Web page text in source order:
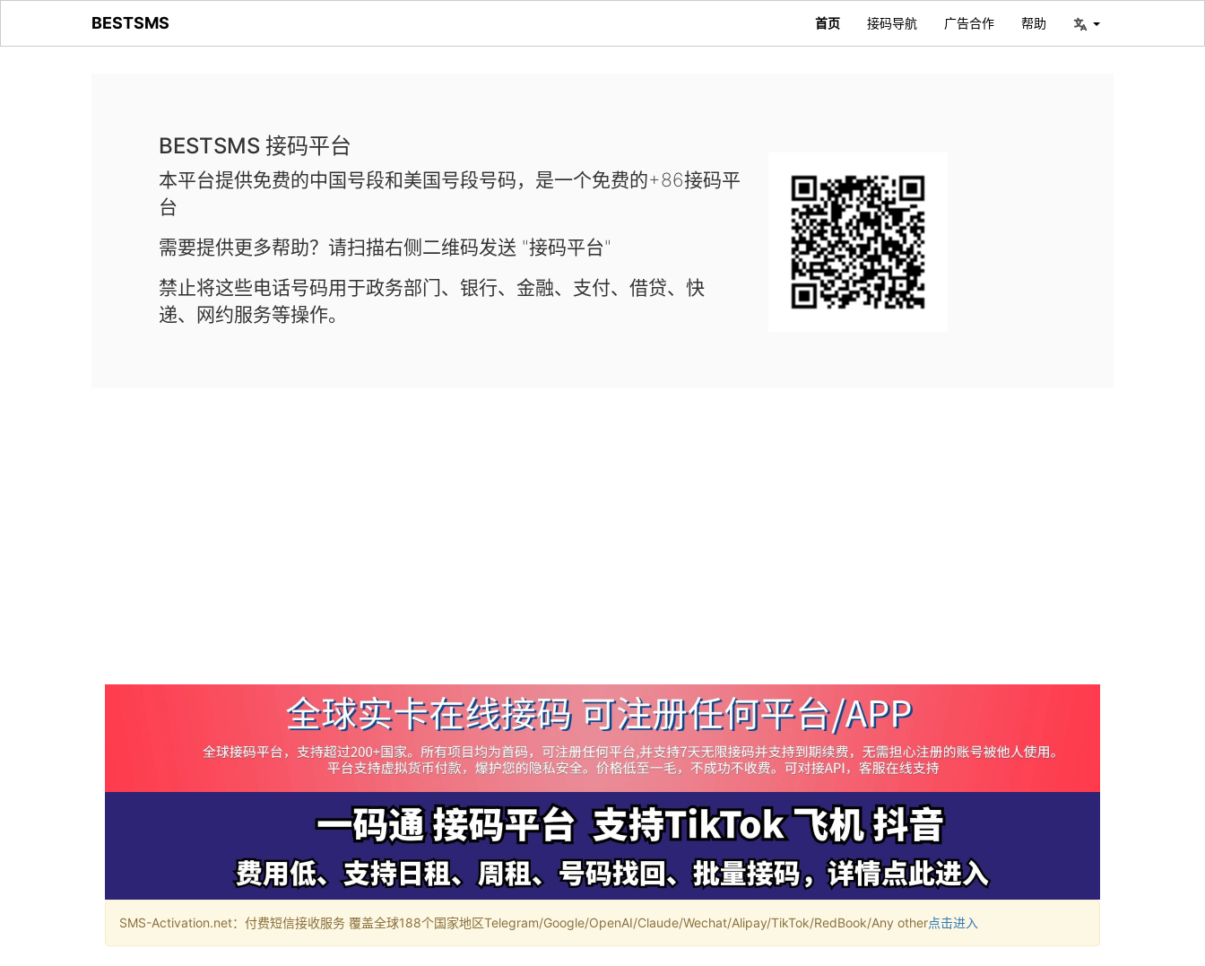
BESTSMS 首页 接码导航 广告合作 帮助
BESTSMS 接码平台
本平台提供免费的中国号段和美国号段号码，是一个免费的+86接码平
台
需要提供更多帮助？请扫描右侧二维码发送 "接码平台"
禁止将这些电话号码用于政务部门、银行、金融、支付、借贷、快
递、网约服务等操作。
SMS-Activation.net：付费短信接收服务 覆盖全球188个国家地区Telegram/Google/OpenAI/Claude/Wechat/Alipay/TikTok/RedBook/Any other点击进入